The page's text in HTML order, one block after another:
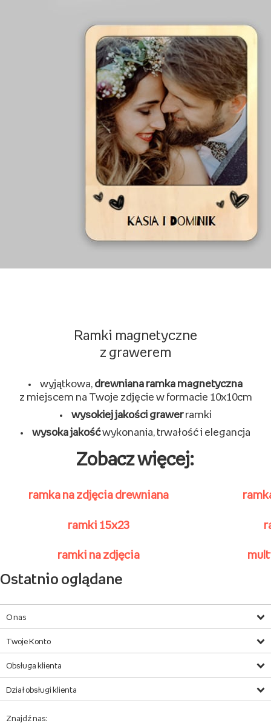
Ramki magnetyczne
z grawerem
wyjątkowa, drewniana ramka magnetyczna
z miejscem na Twoje zdjęcie w formacie 10x10cm
wysokiej jakości grawerramki
wysoka jakośćwykonania, trwałość i elegancja
Zobacz więcej:
ramka na zdjęcia drewniana
ramki 15x23
ramki na zdjęcia
Ostatnio oglądane
O nas
Twoje Konto
Obsługa klienta
Dział obsługi klienta